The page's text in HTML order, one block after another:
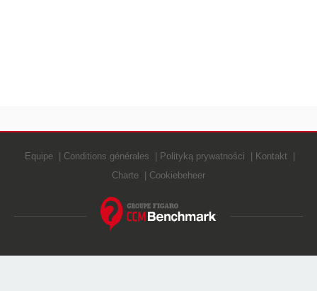
Equipe Conditions générales Polityką prywatności
Kontakt
Charte
Cookiebeheer